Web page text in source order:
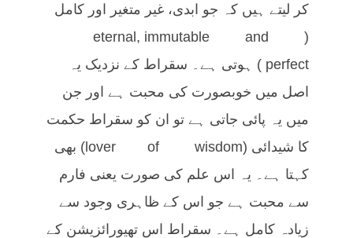
کر لیتے ہیں کہ جو ابدی، غیر متغیر اور کامل
(eternal, immutable and
perfect) ہوتی ہے۔ سقراط کے نزدیک یہ
اصل میں خوبصورت کی محبت ہے اور جن
میں یہ پائی جاتی ہے تو ان کو سقراط حکمت
کا شیدائی (lover of wisdom) بھی
کہتا ہے۔ یہ اس علم کی صورت یعنی فارم
سے محبت ہے جو اس کے ظاہری وجود سے
زیادہ کامل ہے۔ سقراط اس تھیورائزیشن کے